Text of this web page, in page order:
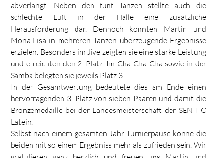
abverlangt. Neben den fünf Tänzen stellte auch die
schlechte Luft in der Halle eine zusätzliche
Herausforderung dar. Dennoch konnten Martin und
Mona-Lisa in mehreren Tänzen überzeugende Ergebnisse
erzielen. Besonders im Jive zeigten sie eine starke Leistung
und erreichten den 2. Platz. Im Cha-Cha-Cha sowie in der
Samba belegten sie jeweils Platz 3.
In der Gesamtwertung bedeutete dies am Ende einen
hervorragenden 3. Platz von sieben Paaren und damit die
Bronzemedaille bei der Landesmeisterschaft der SEN I C
Latein.
Selbst nach einem gesamten Jahr Turnierpause könne die
beiden mit so einem Ergebniss mehr als zufrieden sein. Wir